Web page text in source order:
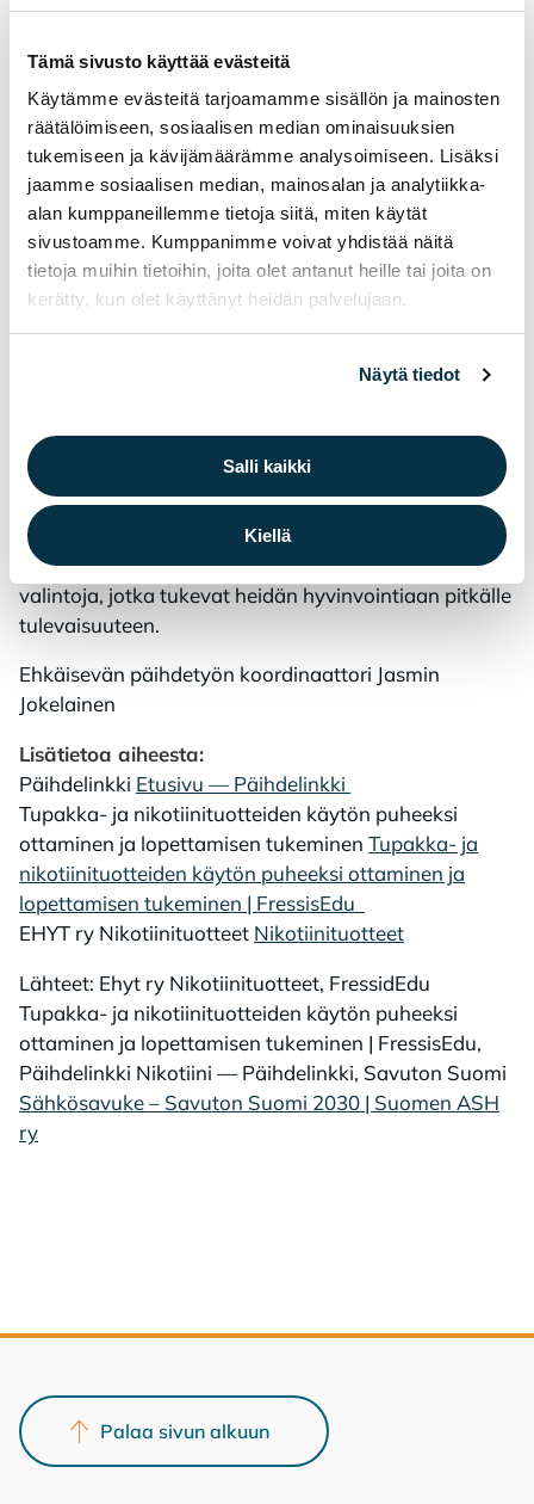
Tämä sivusto käyttää evästeitä
Käytämme evästeitä tarjoamamme sisällön ja mainosten
räätälöimiseen, sosiaalisen median ominaisuuksien
tukemiseen ja kävijämäärämme analysoimiseen. Lisäksi
jaamme sosiaalisen median, mainosalan ja analytiikka-
alan kumppaneillemme tietoja siitä, miten käytät
sivustoamme. Kumppanimme voivat yhdistää näitä
tietoja muihin tietoihin, joita olet antanut heille tai joita on
kerätty, kun olet käyttänyt heidän palvelujaan.
Näytä tiedot
Salli kaikki
Kiellä
Tärkeintä on keskusteluyhteys nuoren kanssa, ota
nikotiinituotteet puheeksi nuoren kanssa.
Aikuisen on tärkeää ottaa nikotiinituotteiden käyttö
rohkeasti puheeksi nuoren kanssa. Keskustelun voi
aloittaa kertomalla omasta huolesta ja kysymällä
nuoren omista ajatuksista. Nuorta ei pidä syyllistää,
vaan pyrkiä kuuntelemaan ja tukemaan hänen omaa
ajatteluaan aiheesta. Voi kysyä esimerkiksi, mitä
nuori ajattelee käytön lopettamisesta ja mitkä asiat
voisivat motivoida häntä tekemään niin.
tavoitteita. Aikuisen tuki, välittäminen ja kannustava
asenne voivat olla ratkaisevan tärkeitä.
Tietoa ja tukea on saatavilla, ja yhdessä voimme
auttaa nuoria tekemään terveellisiä ja tietoisia
valintoja, jotka tukevat heidän hyvinvointiaan pitkälle
tulevaisuuteen.
Ehkäisevän päihdetyön koordinaattori Jasmin
Jokelainen
Lisätietoa aiheesta:
Päihdelinkki Etusivu — Päihdelinkki
Tupakka- ja nikotiinituotteiden käytön puheeksi
ottaminen ja lopettamisen tukeminen Tupakka- ja
nikotiinituotteiden käytön puheeksi ottaminen ja
lopettamisen tukeminen | FressisEdu
EHYT ry Nikotiinituotteet Nikotiinituotteet
Lähteet: Ehyt ry Nikotiinituotteet, FressidEdu
Tupakka- ja nikotiinituotteiden käytön puheeksi
ottaminen ja lopettamisen tukeminen | FressisEdu,
Päihdelinkki Nikotiini — Päihdelinkki, Savuton Suomi
Sähkösavuke – Savuton Suomi 2030 | Suomen ASH
ry
Palaa sivun alkuun